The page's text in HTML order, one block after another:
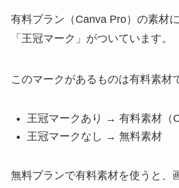
有料プラン（Canva Pro）の素材
「王冠マーク」がついています。
このマークがあるものは有料素材
王冠マークあり → 有料素材（
王冠マークなし → 無料素材
無料プランで有料素材を使うと、